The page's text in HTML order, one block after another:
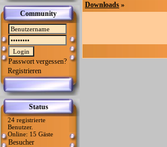
Community
Passwort vergessen?
Registrieren
Status
24 registrierte
Benutzer.
Online: 15 Gäste
Besucher
Downloads »